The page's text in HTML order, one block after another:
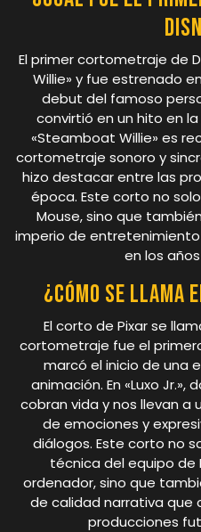
El primer cortometraje de
Willie» y fue estrenado
debut del famoso
convirtió en un hito en
«Steamboat Willie» es
cortometraje sonoro y
hizo destacar entre las
época. Este corto no
Mouse, sino que
imperio de
en los
¿Cómo se llama
El corto de Pixar se
cortometraje fue el
marcó el inicio de una
animación. En «Luxo
cobran vida y nos llevan a
de emociones y
diálogos. Este corto no
técnica del equipo de
ordenador, sino que
de calidad narrativa que
producciones